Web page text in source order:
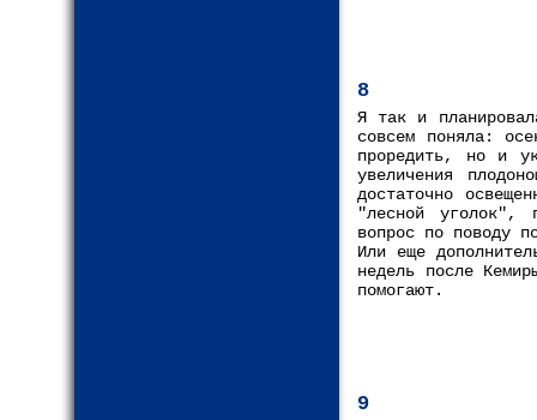
8
Я так и
совсем поняла:
проредить, но и
увеличения
достаточно
"лесной уголок",
вопрос по поводу
Или еще
недель после
помогают.
9